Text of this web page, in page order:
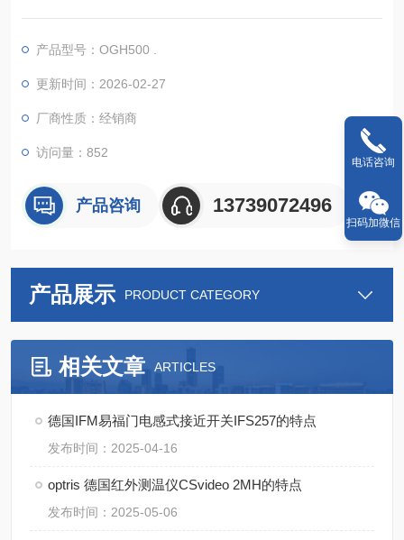
背景抑制功能*：通过硬件和算法优化，可有效消除背景干扰，精
确识别目标物体，即使在复杂背景环境下也能准确检测，提升检
检测距离范围广：检测距离为 15-300mm（白纸 200mm×200m
m，90% 反射），对于灰色物体（18% 反射）检测距离为 15-29
0mm，黑色物体（6% 反射）为 15-190
产品型号：OGH500 .
更新时间：2026-02-27
厂商性质：经销商
访问量：852
产品咨询 13739072496
产品展示 PRODUCT CATEGORY
相关文章 ARTICLES
德国IFM易福门电感式接近开关IFS257的特点
发布时间：2025-04-16
optris 德国红外测温仪CSvideo 2MH的特点
发布时间：2025-05-06
电话咨询
扫码加微信